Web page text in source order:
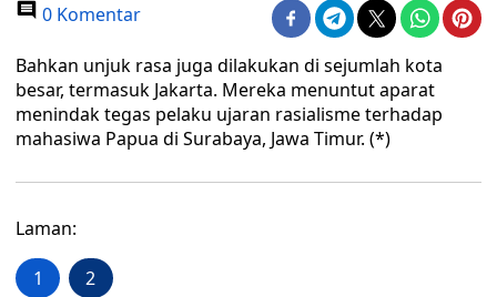
0 Komentar
Bahkan unjuk rasa juga dilakukan di sejumlah kota
besar, termasuk Jakarta. Mereka menuntut aparat
menindak tegas pelaku ujaran rasialisme terhadap
mahasiwa Papua di Surabaya, Jawa Timur. (*)
Laman:
1 2